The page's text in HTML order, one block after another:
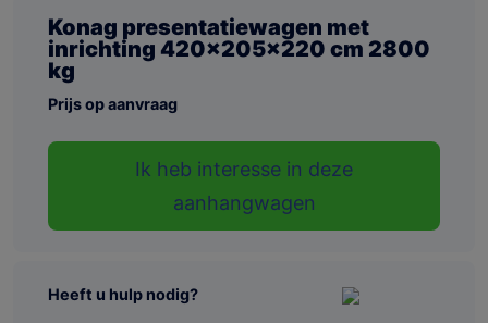
Konag presentatiewagen met
inrichting 420x205x220 cm 2800
kg
Prijs op aanvraag
Ik heb interesse in deze
aanhangwagen
Heeft u hulp nodig?